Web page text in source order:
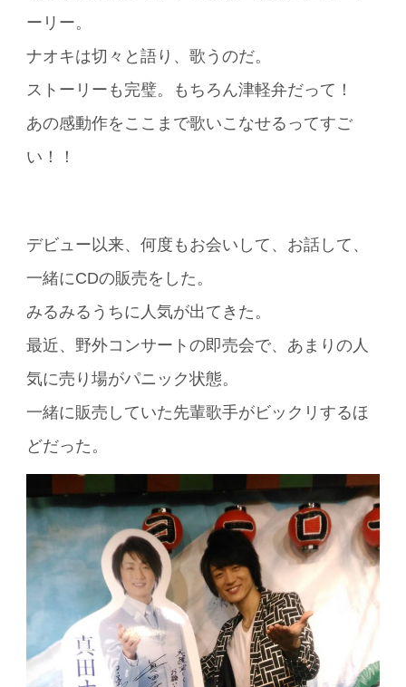
ーリー。
ナオキは切々と語り、歌うのだ。
ストーリーも完璧。もちろん津軽弁だって！
あの感動作をここまで歌いこなせるってすご
い！！
デビュー以来、何度もお会いして、お話して、
一緒にCDの販売をした。
みるみるうちに人気が出てきた。
最近、野外コンサートの即売会で、あまりの人
気に売り場がパニック状態。
一緒に販売していた先輩歌手がビックリするほ
どだった。